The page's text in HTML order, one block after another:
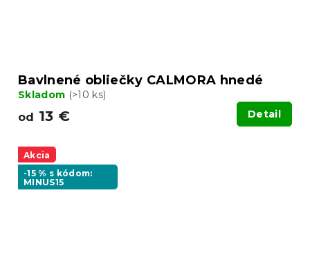
Bavlnené obliečky CALMORA hnedé
Skladom (>10 ks)
od 13 € Detail
Akcia
-15 % s kódom:
MINUS15